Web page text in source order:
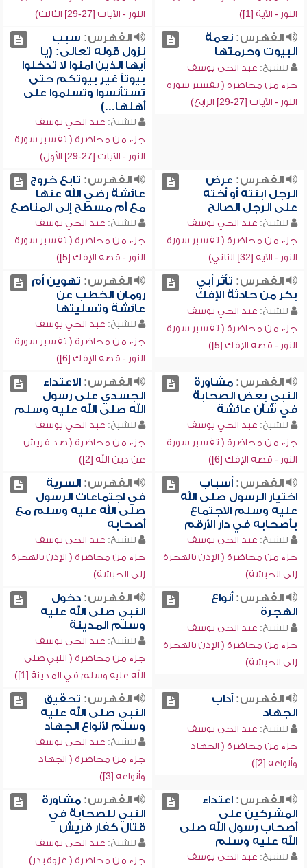
النور - الآية [1])
النور - الآيات [27-29] الثالث)
الفهرس:نعمة
البيوت وحرمتها
للشيخ: عبد الحي يوسف
جزء من محاضرة ( تفسير سورة
النور - الآيات [27-29] الرابع)
الفهرس: سبب
نزول قوله تعالى: (يا
أيها الذين آمنوا لا تدخلوا
بيوتاً غير بيوتكم حتى
تستأنسوا وتسلموا على
أهلها...)
للشيخ: عبد الحي يوسف
جزء من محاضرة ( تفسير سورة
النور - الآيات [27-29] الأول)
الفهرس: عرض
الرجل ابنته أو أخته
على الرجل الصالح
للشيخ: عبد الحي يوسف
جزء من محاضرة ( تفسير سورة
النور - الآية [32] الثاني)
الفهرس: تابع خروج
عائشة رضي الله عنها
مع أم مسطح إلى المناصع
للشيخ: عبد الحي يوسف
جزء من محاضرة ( تفسير سورة
النور - قصة الإفك [5])
الفهرس: تأثر أبي
بكر من حادثة الإفك
للشيخ: عبد الحي يوسف
جزء من محاضرة ( تفسير سورة
النور - قصة الإفك [5])
الفهرس: تهوين أم
رومان الخطب عن
عائشة وتسليتها
للشيخ: عبد الحي يوسف
جزء من محاضرة ( تفسير سورة
النور - قصة الإفك [6])
الفهرس:مشاورة
النبي بعض الصحابة
في شأن عائشة
للشيخ: عبد الحي يوسف
جزء من محاضرة ( تفسير سورة
النور - قصة الإفك [6])
الفهرس:الاعتداء
الجسدي على رسول
الله صلى الله عليه وسلم
للشيخ: عبد الحي يوسف
جزء من محاضرة ( صد قريش
عن دين الله [2])
الفهرس:أسباب
اختيار الرسول صلى الله
عليه وسلم الاجتماع
بأصحابه في دار الأرقم
للشيخ: عبد الحي يوسف
جزء من محاضرة ( الإذن بالهجرة
إلى الحبشة)
الفهرس:السرية
في اجتماعات الرسول
صلى الله عليه وسلم مع
أصحابه
للشيخ: عبد الحي يوسف
جزء من محاضرة ( الإذن بالهجرة
إلى الحبشة)
الفهرس:أنواع
الهجرة
للشيخ: عبد الحي يوسف
جزء من محاضرة ( الإذن بالهجرة
إلى الحبشة)
الفهرس:دخول
النبي صلى الله عليه
وسلم المدينة
للشيخ: عبد الحي يوسف
جزء من محاضرة ( النبي صلى
الله عليه وسلم في المدينة [1])
الفهرس:آداب
الجهاد
للشيخ: عبد الحي يوسف
جزء من محاضرة ( الجهاد
وأنواعه [2])
الفهرس: تحقيق
النبي صلى الله عليه
وسلم لأنواع الجهاد
للشيخ: عبد الحي يوسف
جزء من محاضرة ( الجهاد
وأنواعه [3])
الفهرس:اعتداء
المشركين على
أصحاب رسول الله صلى
الله عليه وسلم
للشيخ: عبد الحي يوسف
الفهرس:مشاورة
النبي للصحابة في
قتال كفار قريش
للشيخ: عبد الحي يوسف
جزء من محاضرة ( غزوة بدر)